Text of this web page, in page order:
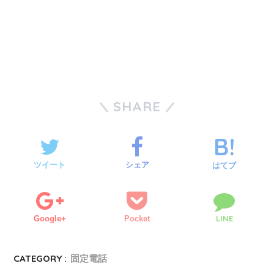
SHARE
ツイート シェア はてブ
Google+ Pocket LINE
CATEGORY : 固定電話